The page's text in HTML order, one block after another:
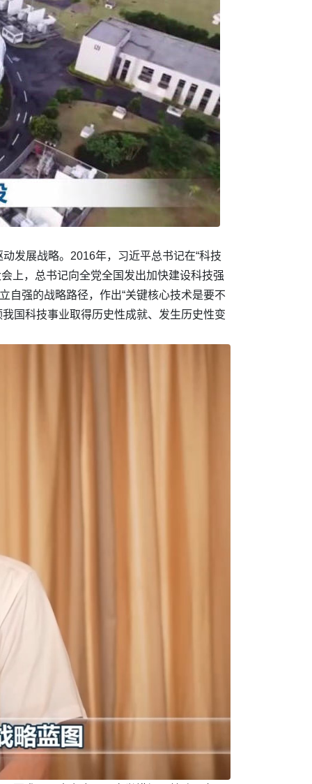
发展战略。2016年，习近平总书记在“科技
上，总书记向全党全国发出加快建设科技强
自强的战略路径，作出“关键核心技术是要不
国科技事业取得历史性成就、发生历史性变